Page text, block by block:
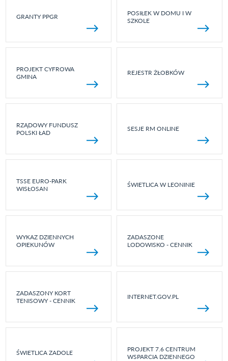
GRANTY PPGR
POSIŁEK W DOMU I W
SZKOLE
PROJEKT CYFROWA
GMINA
REJESTR ŻŁOBKÓW
RZĄDOWY FUNDUSZ
POLSKI ŁAD
SESJE RM ONLINE
TSSE EURO-PARK
WISŁOSAN
ŚWIETLICA W LEONINIE
WYKAZ DZIENNYCH
OPIEKUNÓW
ZADASZONE
LODOWISKO - CENNIK
ZADASZONY KORT
TENISOWY - CENNIK
INTERNET.GOV.PL
ŚWIETLICA ZADOLE
PROJEKT 7.6 CENTRUM
WSPARCIA DZIENNEGO